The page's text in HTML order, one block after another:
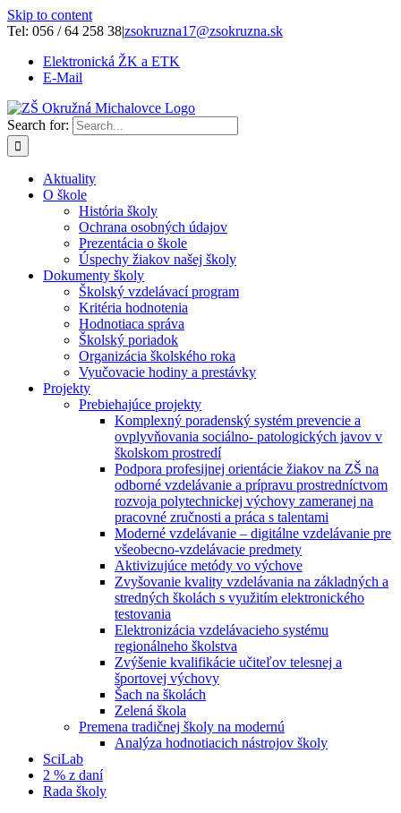
Skip to content
Tel: 056 / 64 258 38|zsokruzna17@zsokruzna.sk
Elektronická ŽK a ETK
E-Mail
Search for:
Aktuality
O škole
História školy
Ochrana osobných údajov
Prezentácia o škole
Úspechy žiakov našej školy
Dokumenty školy
Školský vzdelávací program
Kritéria hodnotenia
Hodnotiaca správa
Školský poriadok
Organizácia školského roka
Vyučovacie hodiny a prestávky
Projekty
Prebiehajúce projekty
Komplexný poradenský systém prevencie a
ovplyvňovania sociálno- patologických javov v
školskom prostredí
Podpora profesijnej orientácie žiakov na ZŠ na
odborné vzdelávanie a prípravu prostredníctvom
rozvoja polytechnickej výchovy zameranej na
pracovné zručnosti a práca s talentami
Moderné vzdelávanie – digitálne vzdelávanie pre
všeobecno-vzdelávacie predmety
Aktivizujúce metódy vo výchove
Zvyšovanie kvality vzdelávania na základných a
stredných školách s využitím elektronického
testovania
Elektronizácia vzdelávacieho systému
regionálneho školstva
Zvýšenie kvalifikácie učiteľov telesnej a
športovej výchovy
Šach na školách
Zelená škola
Premena tradičnej školy na modernú
Analýza hodnotiacich nástrojov školy
SciLab
2 % z daní
Rada školy